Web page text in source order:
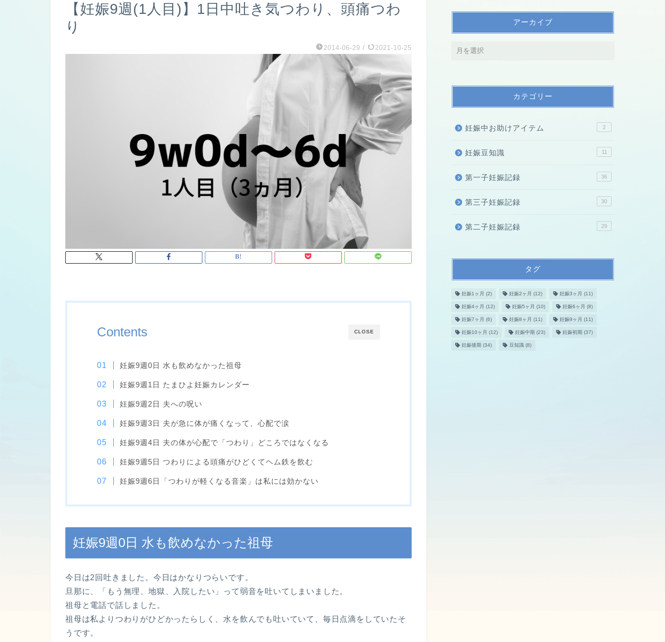
【妊娠9週(1人目)】1日中吐き気つわり、頭痛つわ
り
2014-06-29 / 2021-10-25
CLOSE
Contents
妊娠9週0日 水も飲めなかった祖母
妊娠9週1日 たまひよ妊娠カレンダー
妊娠9週2日 夫への呪い
妊娠9週3日 夫が急に体が痛くなって、心配で涙
妊娠9週4日 夫の体が心配で「つわり」どころではなくなる
妊娠9週5日 つわりによる頭痛がひどくてヘム鉄を飲む
妊娠9週6日「つわりが軽くなる音楽」は私には効かない
妊娠9週0日 水も飲めなかった祖母
今日は2回吐きました。今日はかなりつらいです。
旦那に、「もう無理、地獄、入院したい」って弱音を吐いてしまいました。
祖母と電話で話しました。
祖母は私よりつわりがひどかったらしく、水を飲んでも吐いていて、毎日点滴をしていたそ
うです。
アーカイブ
カテゴリー
妊娠中お助けアイテム 2
妊娠豆知識 11
第一子妊娠記録 36
第三子妊娠記録 30
第二子妊娠記録 29
タグ
妊娠1ヶ月 (2) 妊娠2ヶ月 (12) 妊娠3ヶ月 (11)
妊娠4ヶ月 (12) 妊娠5ヶ月 (10) 妊娠6ヶ月 (8)
妊娠7ヶ月 (6) 妊娠8ヶ月 (11) 妊娠9ヶ月 (11)
妊娠10ヶ月 (12) 妊娠中期 (23) 妊娠初期 (37)
妊娠後期 (34) 豆知識 (8)